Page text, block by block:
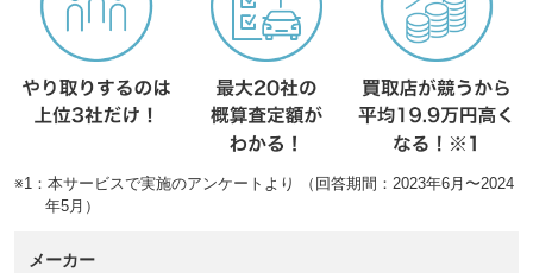
※1：本サービスで実施のアンケートより （回答期間：2023年6月〜2024
年5月）
メーカー